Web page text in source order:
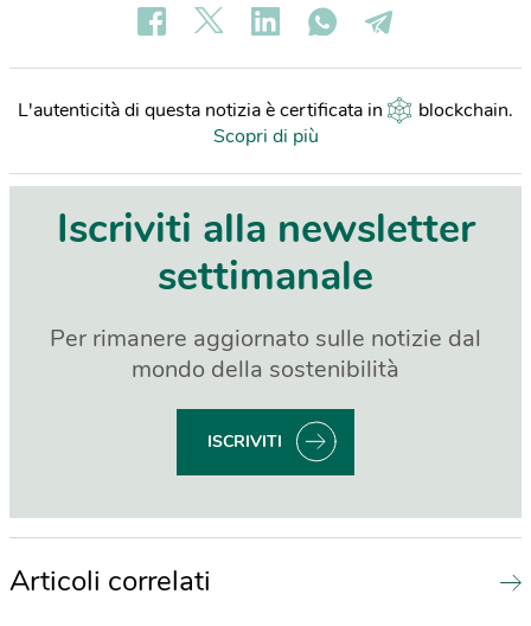
L'autenticità di questa notizia è certificata in blockchain.
Scopri di più
Iscriviti alla newsletter
settimanale
Per rimanere aggiornato sulle notizie dal
mondo della sostenibilità
ISCRIVITI
Articoli correlati